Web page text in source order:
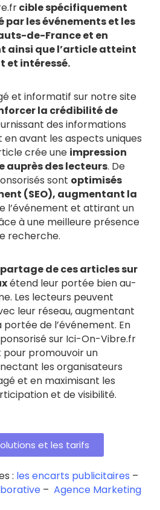
cible spécifiquement
par les événements et les
de-France et en
ainsi que l’article atteint
et intéressé.
et informatif sur notre site
la crédibilité de
des informations
avant les aspects uniques
crée une impression
auprès des lecteurs. De
sont optimisés
(SEO), augmentant la
l’événement et attirant un
à une meilleure présence
recherche.
de ces articles sur
étend leur portée bien au-
Les lecteurs peuvent
leur réseau, augmentant
portée de l’événement. En
sur Ici-On-Vibre.fr
pour promouvoir un
les organisateurs
et en maximisant les
et de visibilité.
et les tarifs
: les encarts publicitaires –
– Agence Marketing